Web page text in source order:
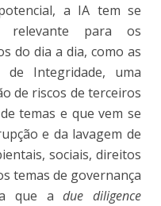
a IA tem se
relevante para os
do dia a dia, como as
de Integridade, uma
de riscos de terceiros
temas e que vem se
e da lavagem de
sociais, direitos
temas de governança
que adue diligence